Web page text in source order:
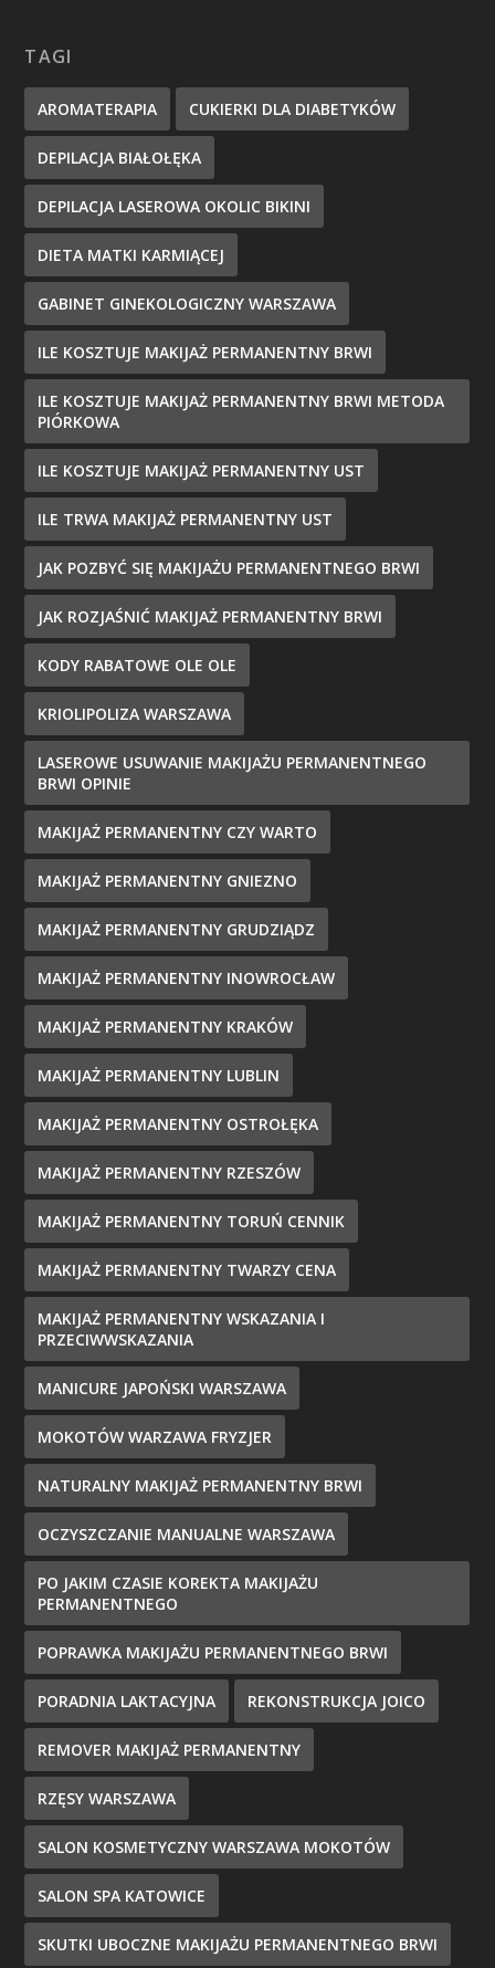
TAGI
AROMATERAPIA CUKIERKI DLA DIABETYKÓW
DEPILACJA BIAŁOŁĘKA
DEPILACJA LASEROWA OKOLIC BIKINI
DIETA MATKI KARMIĄCEJ
GABINET GINEKOLOGICZNY WARSZAWA
ILE KOSZTUJE MAKIJAŻ PERMANENTNY BRWI
ILE KOSZTUJE MAKIJAŻ PERMANENTNY BRWI METODA
PIÓRKOWA
ILE KOSZTUJE MAKIJAŻ PERMANENTNY UST
ILE TRWA MAKIJAŻ PERMANENTNY UST
JAK POZBYĆ SIĘ MAKIJAŻU PERMANENTNEGO BRWI
JAK ROZJAŚNIĆ MAKIJAŻ PERMANENTNY BRWI
KODY RABATOWE OLE OLE
KRIOLIPOLIZA WARSZAWA
LASEROWE USUWANIE MAKIJAŻU PERMANENTNEGO
BRWI OPINIE
MAKIJAŻ PERMANENTNY CZY WARTO
MAKIJAŻ PERMANENTNY GNIEZNO
MAKIJAŻ PERMANENTNY GRUDZIĄDZ
MAKIJAŻ PERMANENTNY INOWROCŁAW
MAKIJAŻ PERMANENTNY KRAKÓW
MAKIJAŻ PERMANENTNY LUBLIN
MAKIJAŻ PERMANENTNY OSTROŁĘKA
MAKIJAŻ PERMANENTNY RZESZÓW
MAKIJAŻ PERMANENTNY TORUŃ CENNIK
MAKIJAŻ PERMANENTNY TWARZY CENA
MAKIJAŻ PERMANENTNY WSKAZANIA I
PRZECIWWSKAZANIA
MANICURE JAPOŃSKI WARSZAWA
MOKOTÓW WARZAWA FRYZJER
NATURALNY MAKIJAŻ PERMANENTNY BRWI
OCZYSZCZANIE MANUALNE WARSZAWA
PO JAKIM CZASIE KOREKTA MAKIJAŻU
PERMANENTNEGO
POPRAWKA MAKIJAŻU PERMANENTNEGO BRWI
PORADNIA LAKTACYJNA REKONSTRUKCJA JOICO
REMOVER MAKIJAŻ PERMANENTNY
RZĘSY WARSZAWA
SALON KOSMETYCZNY WARSZAWA MOKOTÓW
SALON SPA KATOWICE
SKUTKI UBOCZNE MAKIJAŻU PERMANENTNEGO BRWI